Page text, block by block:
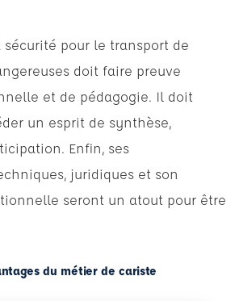
pour le transport de
doit faire preuve
et de pédagogie. Il doit
un esprit de synthèse,
Enfin, ses
juridiques et son
seront un atout pour être
du métier de cariste